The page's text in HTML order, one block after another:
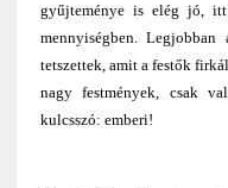
gyűjteménye is elég jó,
mennyiségben.
tetszettek, amit a festők
nagy festmények, csak
kulcsszó: emberi!